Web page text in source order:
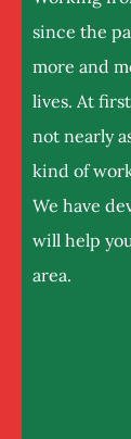
since the
more and
lives. At
not nearly
kind of
We have
will help
area.